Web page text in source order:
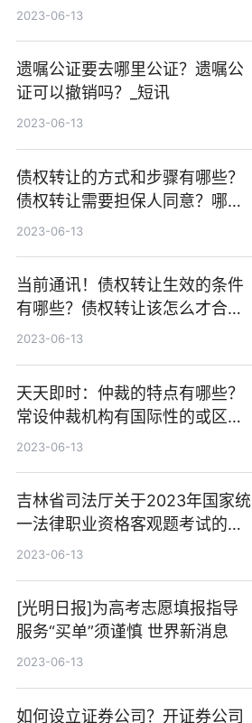
费？
2023-06-13
遗嘱公证要去哪里公证？遗嘱公
证可以撤销吗？_短讯
2023-06-13
债权转让的方式和步骤有哪些？
债权转让需要担保人同意？哪些
情形债权人不得进行债权转让？
2023-06-13
当前通讯！债权转让生效的条件
有哪些？债权转让该怎么才合
法？
2023-06-13
天天即时：仲裁的特点有哪些？
常设仲裁机构有国际性的或区域
性的吗？
2023-06-13
吉林省司法厅关于2023年国家统
一法律职业资格客观题考试的公
告
2023-06-13
[光明日报]为高考志愿填报指导
服务“买单”须谨慎 世界新消息
2023-06-13
如何设立证券公司？开证券公司